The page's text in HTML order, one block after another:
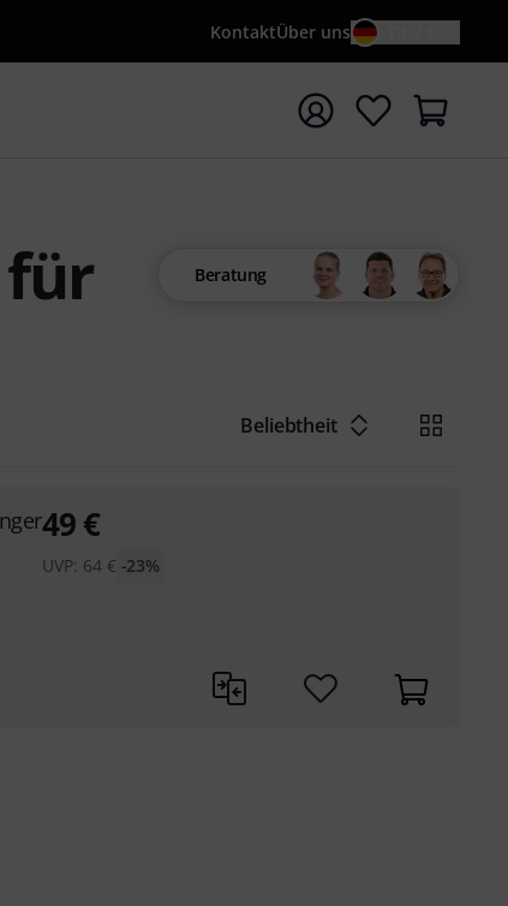
KontaktÜber uns
Suchwort {searchTerm} starten
für
Beratung
Beliebtheit
49€
UVP: 64 € -23%